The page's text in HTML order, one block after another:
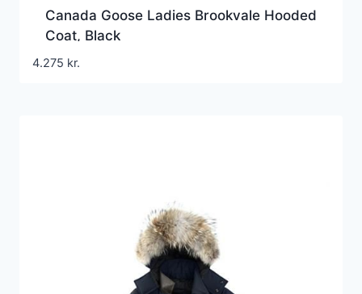
Canada Goose Ladies Brookvale Hooded
Coat, Black
4.275 kr.